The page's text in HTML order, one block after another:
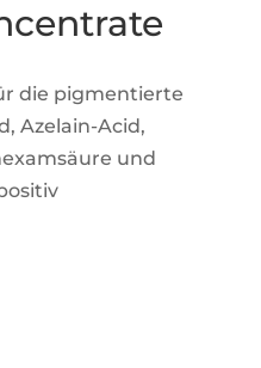
die pigmentierte
Azelain-Acid,
und